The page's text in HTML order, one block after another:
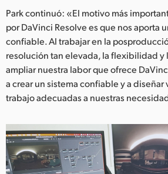
Park continuó: «El motivo más
por DaVinci Resolve es que nos aporta
confiable. Al trabajar en la
resolución tan elevada, la flexibilidad y
ampliar nuestra labor que ofrece
a crear un sistema confiable y a diseñar
trabajo adecuadas a nuestras